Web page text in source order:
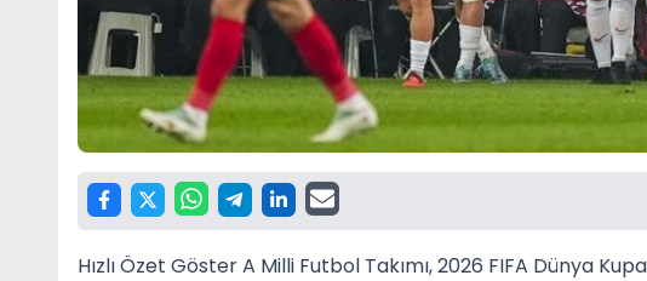
Hızlı Özet Göster A Milli Futbol Takımı, 2026 FIFA Dünya